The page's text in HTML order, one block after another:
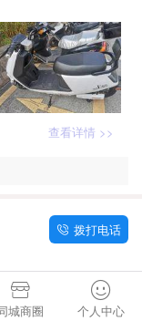
查看详情 >>
拨打电话
城商圈 个人中心